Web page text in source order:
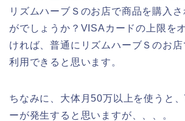
リズムハーブＳのお店で商品を購入
がでしょうか？VISAカードの上限を
ければ、普通にリズムハーブＳのお
利用できると思います。
ちなみに、大体月50万以上を使うと
ーが発生すると思いますが、、、。